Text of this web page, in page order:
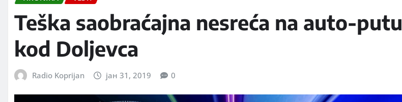
Teška saobraćajna nesreća na auto-putu
kod Doljevca
Radio Koprijan јан 31, 2019 0